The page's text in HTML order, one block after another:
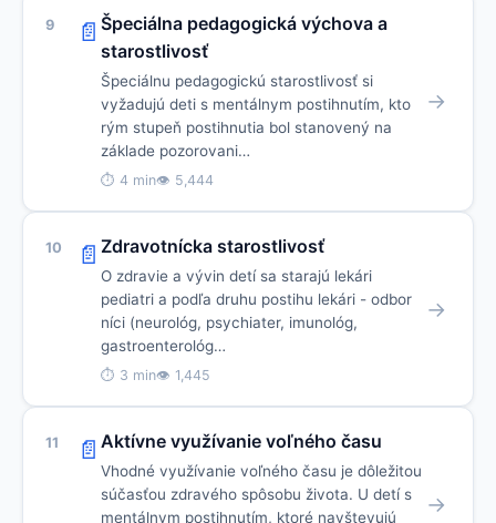
9 📄 Špeciálna pedagogická výchova a
starostlivosť
Špeciálnu pedagogickú starostlivosť si
vyžadujú deti s mentálnym postihnutím, kto
rým stupeň postihnutia bol stanovený na
základe pozorovani…
⏱ 4 min👁 5,444
→
10 📄 Zdravotnícka starostlivosť
O zdravie a vývin detí sa starajú lekári
pediatri a podľa druhu postihu lekári - odbor
níci (neurológ, psychiater, imunológ,
gastroenterológ…
⏱ 3 min👁 1,445
→
11 📄 Aktívne využívanie voľného času
Vhodné využívanie voľného času je dôležitou
súčasťou zdravého spôsobu života. U detí s
mentálnym postihnutím, ktoré navštevujú
→